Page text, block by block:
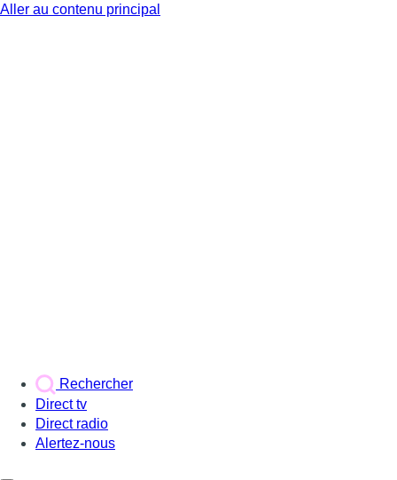
Aller au contenu principal
Rechercher
Direct tv
Direct radio
Alertez-nous